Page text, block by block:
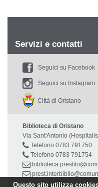
Questo sito utilizza
Servizi e contatti
Seguici su Facebook
Seguici su Instagram
Città di Oristano
Biblioteca di Oristano
Via Sant'Antonio
Telefono 0783 791750
Telefono 0783 791754